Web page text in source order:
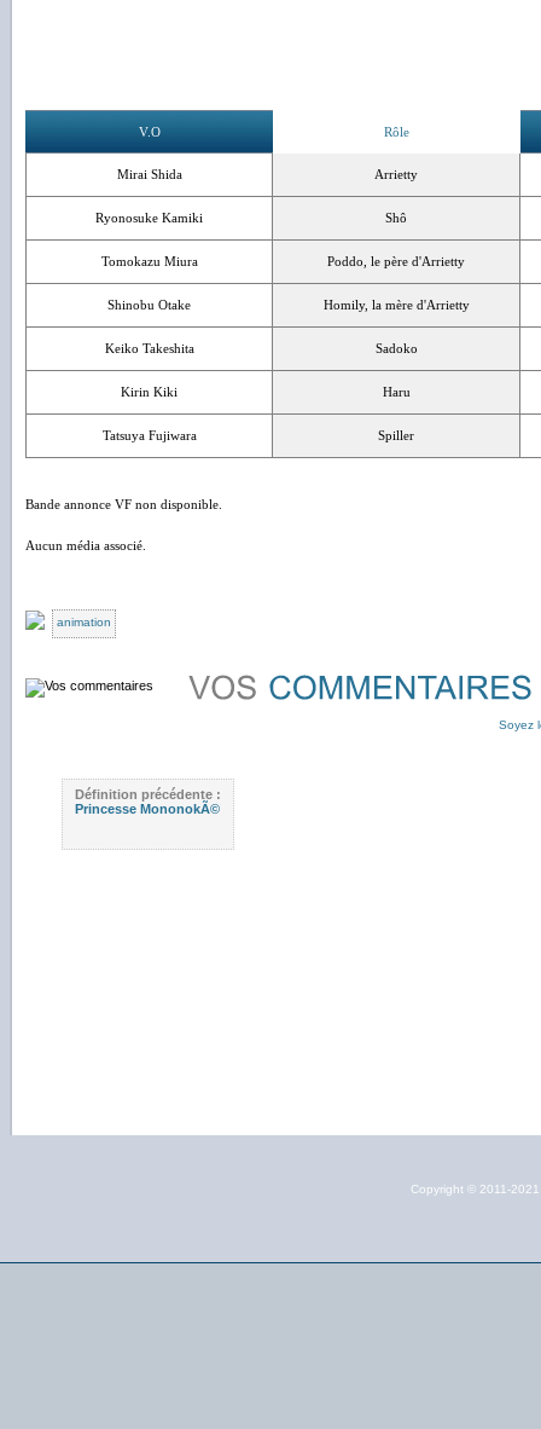
V.O Rôle
Mirai Shida Arrietty
Ryonosuke Kamiki Shô
Tomokazu Miura Poddo, le père d'Arrietty
Shinobu Otake Homily, la mère d'Arrietty
Keiko Takeshita Sadoko
Kirin Kiki Haru
Tatsuya Fujiwara Spiller
Bande annonce VF non disponible.
Aucun média associé.
animation
Soyez
Définition précédente :
Princesse MononokÃ©
Copyright © 2011-